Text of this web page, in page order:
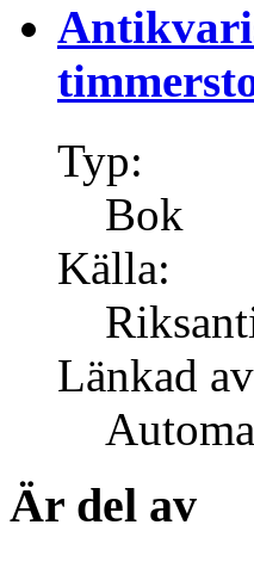
Typ:
Bok
Källa:
Länkad
Är del av